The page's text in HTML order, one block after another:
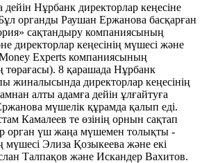
дейін Нұрбанк директорлар кеңесіне
органды Раушан Ержанова басқарған
сақтандыру компаниясының
директорлар кеңесінің мүшесі және
Experts компаниясының
төрағасы). 8 қарашада Нұрбанк
жиналысында директорлар кеңесінің
алты адамға дейін ұлғайтуға
мүшелік құрамда қалып еді.
Камалеев те өзінің орнын сақтап
орган үш жаңа мүшемен толықты -
мүшесі Элиза Қозыкеева және екі
Талпақов және Искандер Вахитов.